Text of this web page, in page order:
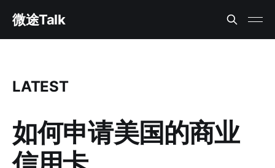
微途Talk
LATEST
如何申请美国的商业